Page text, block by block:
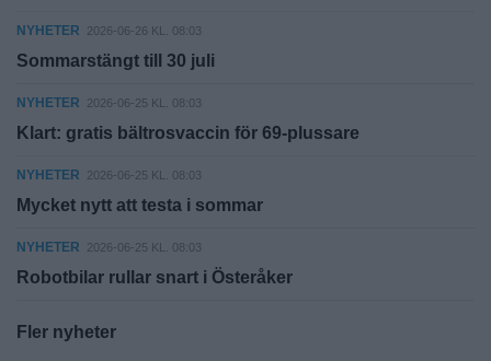
NYHETER 2026-06-26 KL. 08:03
Sommarstängt till 30 juli
NYHETER 2026-06-25 KL. 08:03
Klart: gratis bältrosvaccin för 69-plussare
NYHETER 2026-06-25 KL. 08:03
Mycket nytt att testa i sommar
NYHETER 2026-06-25 KL. 08:03
Robotbilar rullar snart i Österåker
Fler nyheter